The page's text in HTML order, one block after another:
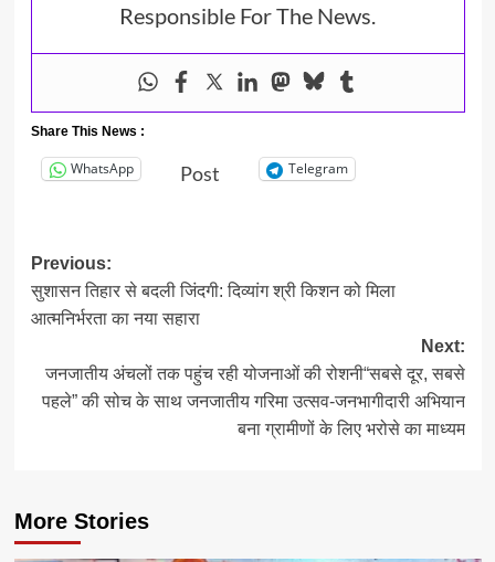
Responsible For The News.
Share This News :
WhatsApp Post Telegram
Post
navigation
Previous:
सुशासन तिहार से बदली जिंदगी: दिव्यांग श्री किशन को मिला
आत्मनिर्भरता का नया सहारा
Next:
जनजातीय अंचलों तक पहुंच रही योजनाओं की रोशनी“सबसे दूर, सबसे
पहले” की सोच के साथ जनजातीय गरिमा उत्सव-जनभागीदारी अभियान
बना ग्रामीणों के लिए भरोसे का माध्यम
More Stories